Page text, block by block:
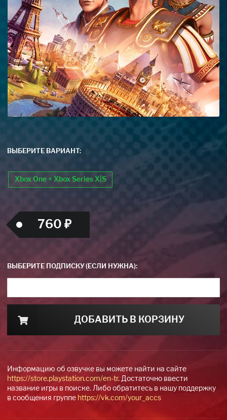
ВЫБЕРИТЕ ВАРИАНТ:
Xbox One + Xbox Series X|S
760 ₽
ВЫБЕРИТЕ ПОДПИСКУ (ЕСЛИ НУЖНА):
ДОБАВИТЬ В КОРЗИНУ
Информацию об озвучке вы можете найти на сайте
https://store.playstation.com/en-tr. Достаточно ввести
название игры в поиске. Либо обратитесь в нашу поддержку
в сообщения группе https://vk.com/your_accs